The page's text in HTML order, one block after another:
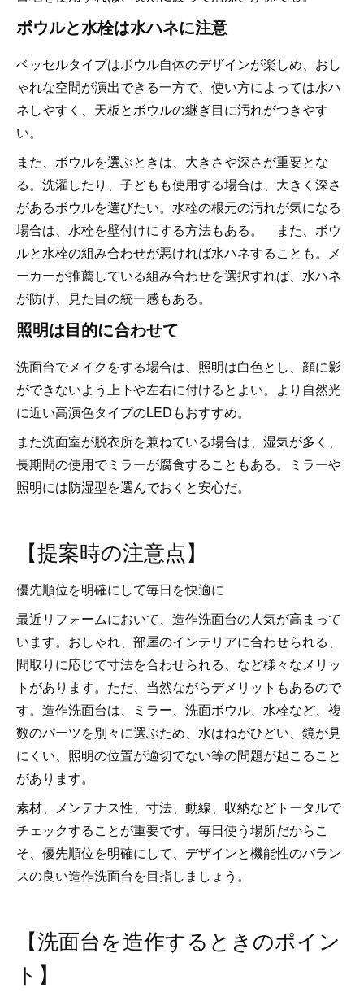
ボウルと水栓は水ハネに注意
ベッセルタイプはボウル自体のデザインが楽しめ、おし
ゃれな空間が演出できる一方で、使い方によっては水ハ
ネしやすく、天板とボウルの継ぎ目に汚れがつきやす
い。
また、ボウルを選ぶときは、大きさや深さが重要とな
る。洗濯したり、子どもも使用する場合は、大きく深さ
があるボウルを選びたい。水栓の根元の汚れが気になる
場合は、水栓を壁付けにする方法もある。 また、ボウ
ルと水栓の組み合わせが悪ければ水ハネすることも。メ
ーカーが推薦している組み合わせを選択すれば、水ハネ
が防げ、見た目の統一感もある。
照明は目的に合わせて
洗面台でメイクをする場合は、照明は白色とし、顔に影
ができないよう上下や左右に付けるとよい。より自然光
に近い高演色タイプのLEDもおすすめ。
また洗面室が脱衣所を兼ねている場合は、湿気が多く、
長期間の使用でミラーが腐食することもある。ミラーや
照明には防湿型を選んでおくと安心だ。
【提案時の注意点】
優先順位を明確にして毎日を快適に
最近リフォームにおいて、造作洗面台の人気が高まって
います。おしゃれ、部屋のインテリアに合わせられる、
間取りに応じて寸法を合わせられる、など様々なメリッ
トがあります。ただ、当然ながらデメリットもあるので
す。造作洗面台は、ミラー、洗面ボウル、水栓など、複
数のパーツを別々に選ぶため、水はねがひどい、鏡が見
にくい、照明の位置が適切でない等の問題が起こること
があります。
素材、メンテナス性、寸法、動線、収納などトータルで
チェックすることが重要です。毎日使う場所だからこ
そ、優先順位を明確にして、デザインと機能性のバラン
スの良い造作洗面台を目指しましょう。
【洗面台を造作するときのポイン
ト】